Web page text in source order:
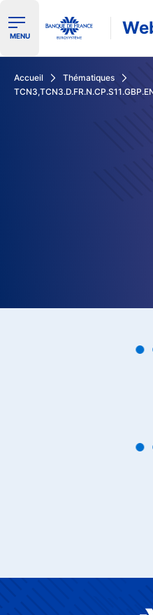
Ouvrir le menu de
MENU
Accueil
Thématiques